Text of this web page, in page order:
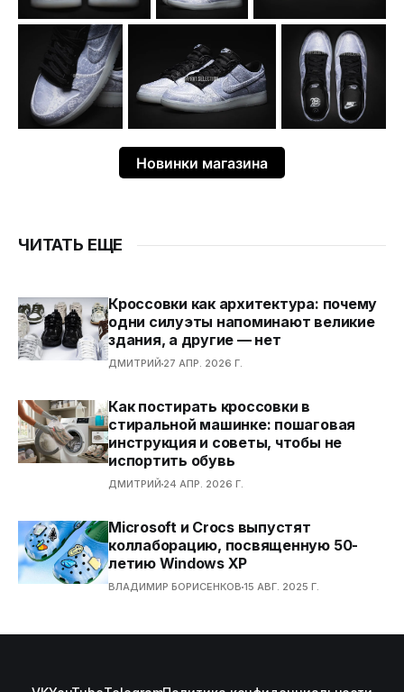
Новинки магазина
ЧИТАТЬ ЕЩЕ
Кроссовки как архитектура: почему
одни силуэты напоминают великие
здания, а другие — нет
ДМИТРИЙ 27 АПР. 2026 Г.
Как постирать кроссовки в
стиральной машинке: пошаговая
инструкция и советы, чтобы не
испортить обувь
ДМИТРИЙ 24 АПР. 2026 Г.
Microsoft и Crocs выпустят
коллаборацию, посвященную 50-
летию Windows XP
ВЛАДИМИР БОРИСЕНКОВ 15 АВГ. 2025 Г.